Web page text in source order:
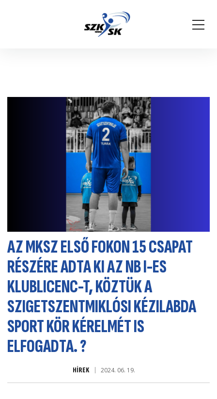
AZ MKSZ ELSŐ FOKON 15 CSAPAT
RÉSZÉRE ADTA KI AZ NB I-ES
KLUBLICENC-T, KÖZTÜK A
SZIGETSZENTMIKLÓSI KÉZILABDA
SPORT KÖR KÉRELMÉT IS
ELFOGADTA. ?
HÍREK 2024. 06. 19.